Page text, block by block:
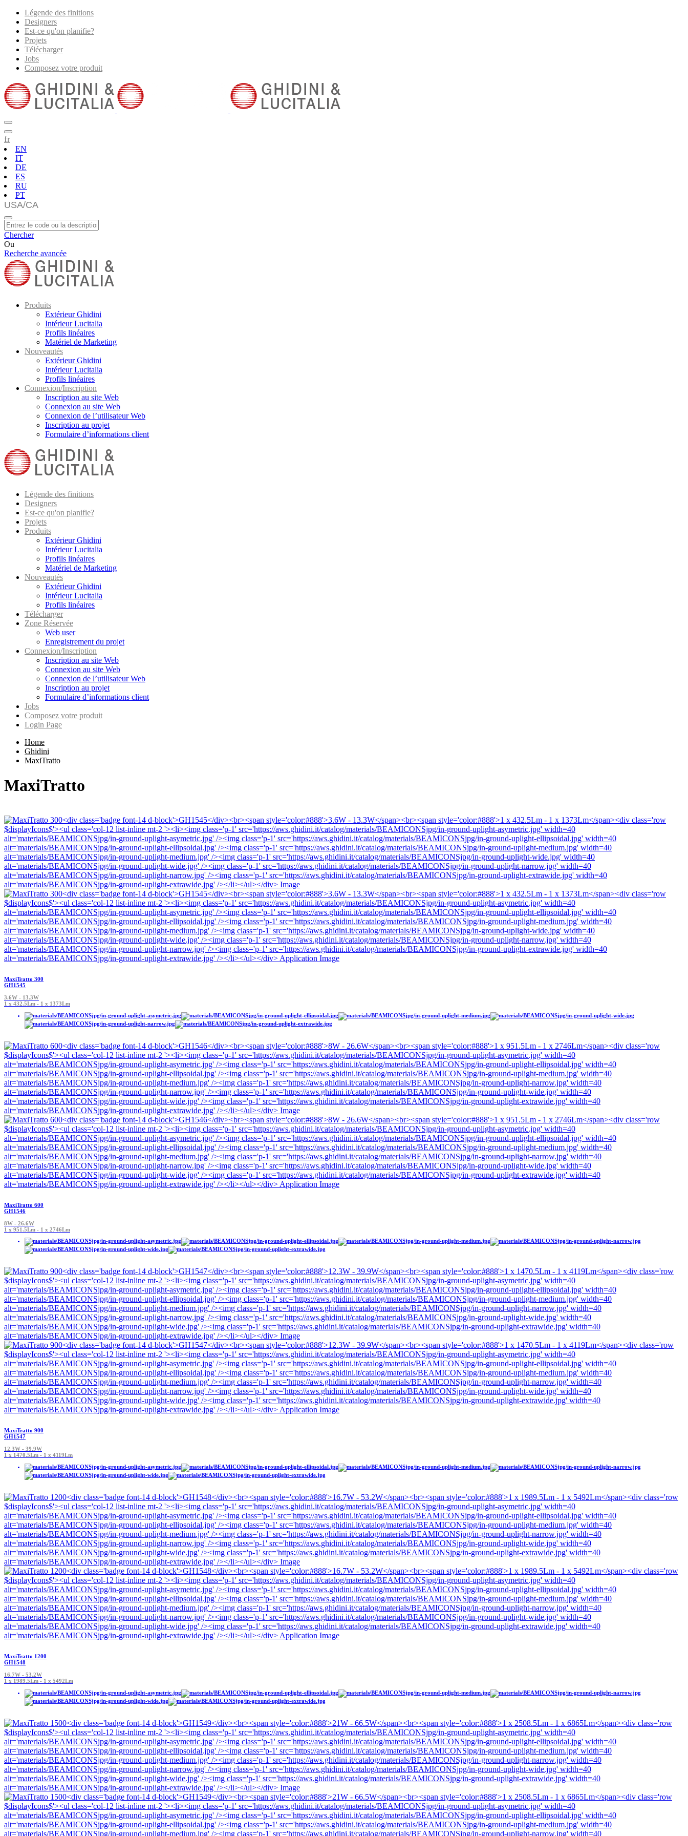
Légende des finitions
Designers
Est-ce qu'on planifie?
Projets
Télécharger
Jobs
Composez votre produit
fr
EN
IT
DE
ES
RU
PT
Chercher
Ou
Recherche avancée
Produits
Extérieur Ghidini
Intérieur Lucitalia
Profils linéaires
Matériel de Marketing
Nouveautés
Extérieur Ghidini
Intérieur Lucitalia
Profils linéaires
Connexion/Inscription
Inscription au site Web
Connexion au site Web
Connexion de l’utilisateur Web
Inscription au projet
Formulaire d’informations client
Légende des finitions
Designers
Est-ce qu'on planifie?
Projets
Produits
Extérieur Ghidini
Intérieur Lucitalia
Profils linéaires
Matériel de Marketing
Nouveautés
Extérieur Ghidini
Intérieur Lucitalia
Profils linéaires
Télécharger
Zone Réservée
Web user
Enregistrement du projet
Connexion/Inscription
Inscription au site Web
Connexion au site Web
Connexion de l’utilisateur Web
Inscription au projet
Formulaire d’informations client
Jobs
Composez votre produit
Login Page
Home
Ghidini
MaxiTratto
MaxiTratto
MaxiTratto 300
GH1545
3.6W - 13.3W
1 x 432.5Lm - 1 x 1373Lm
MaxiTratto 600
GH1546
8W - 26.6W
1 x 951.5Lm - 1 x 2746Lm
MaxiTratto 900
GH1547
12.3W - 39.9W
1 x 1470.5Lm - 1 x 4119Lm
MaxiTratto 1200
GH1548
16.7W - 53.2W
1 x 1989.5Lm - 1 x 5492Lm